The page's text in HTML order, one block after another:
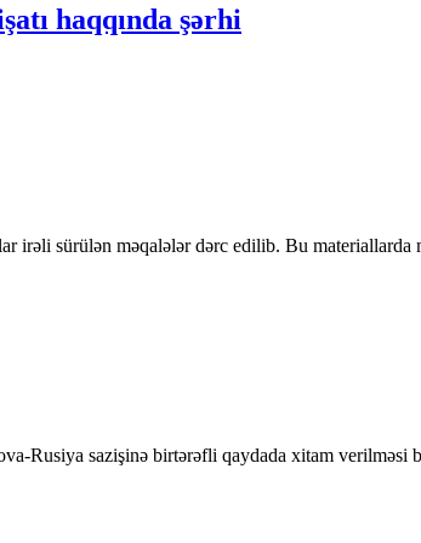
haqqında şərhi
irəli sürülən məqalələr dərc edilib. Bu
Rusiya sazişinə birtərəfli qaydada xitam verilməsi